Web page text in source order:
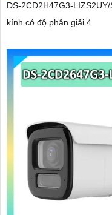
DS-2CD2H47G3-
kính có độ phân giải 4